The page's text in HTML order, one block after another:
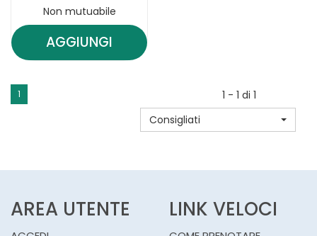
Non mutuabile
AGGIUNGIAGGIUNGI PETRA
CREAM AL
CARRELLO
1
1 - 1 di 1
Consigliati
AREA UTENTE LINK VELOCI